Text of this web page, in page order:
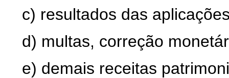
c) resultados das
d) multas, correção
e) demais receitas